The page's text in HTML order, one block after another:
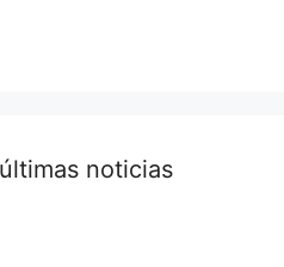
noticias